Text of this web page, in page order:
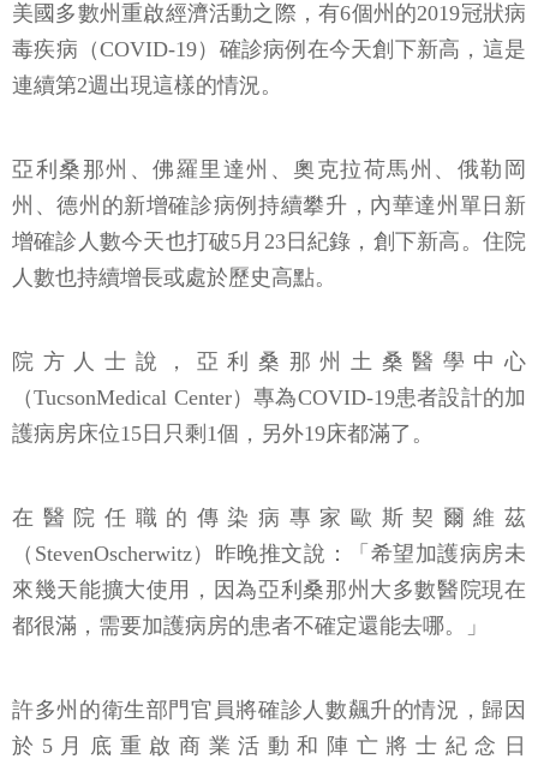
美國多數州重啟經濟活動之際，有6個州的2019冠狀病
毒疾病（COVID-19）確診病例在今天創下新高，這是
連續第2週出現這樣的情況。
亞利桑那州、佛羅里達州、奧克拉荷馬州、俄勒岡
州、德州的新增確診病例持續攀升，內華達州單日新
增確診人數今天也打破5月23日紀錄，創下新高。住院
人數也持續增長或處於歷史高點。
院方人士說，亞利桑那州土桑醫學中心
（TucsonMedical Center）專為COVID-19患者設計的加
護病房床位15日只剩1個，另外19床都滿了。
在醫院任職的傳染病專家歐斯契爾維茲
（StevenOscherwitz）昨晚推文說：「希望加護病房未
來幾天能擴大使用，因為亞利桑那州大多數醫院現在
都很滿，需要加護病房的患者不確定還能去哪。」
許多州的衛生部門官員將確診人數飆升的情況，歸因
於5月底重啟商業活動和陣亡將士紀念日